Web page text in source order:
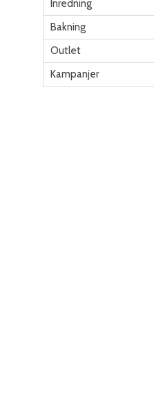
Inredning
Bakning
Outlet
Kampanjer